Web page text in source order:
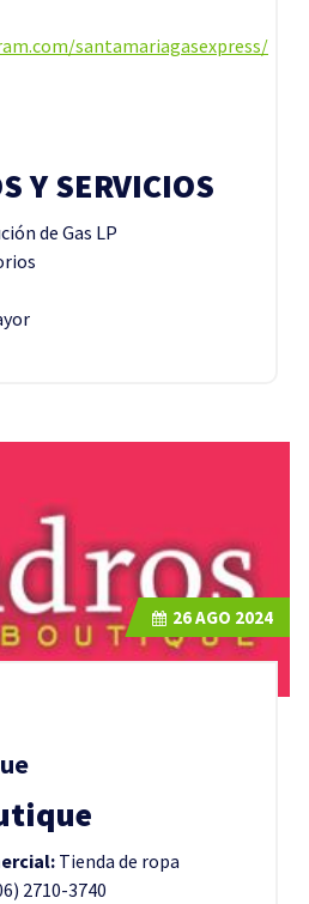
santamariagasexpress/
Y SERVICIOS
de Gas LP
26AGO 2024
Tienda de ropa
2710-3740